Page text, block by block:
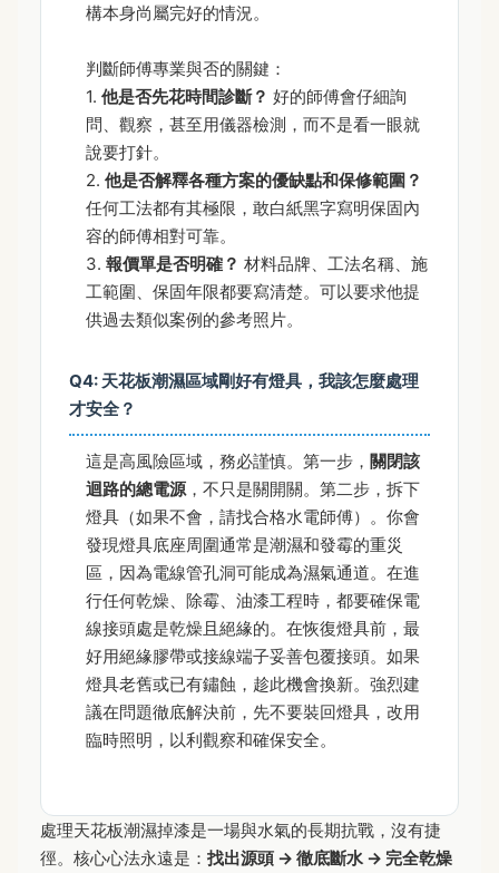
構本身尚屬完好的情況。
判斷師傅專業與否的關鍵：
1. 他是否先花時間診斷？ 好的師傅會仔細詢
問、觀察，甚至用儀器檢測，而不是看一眼就
說要打針。
2. 他是否解釋各種方案的優缺點和保修範圍？
任何工法都有其極限，敢白紙黑字寫明保固內
容的師傅相對可靠。
3. 報價單是否明確？ 材料品牌、工法名稱、施
工範圍、保固年限都要寫清楚。可以要求他提
供過去類似案例的參考照片。
Q4: 天花板潮濕區域剛好有燈具，我該怎麼處理
才安全？
這是高風險區域，務必謹慎。第一步， 關閉該
迴路的總電源 ，不只是關開關。第二步，拆下
燈具（如果不會，請找合格水電師傅）。你會
發現燈具底座周圍通常是潮濕和發霉的重災
區，因為電線管孔洞可能成為濕氣通道。在進
行任何乾燥、除霉、油漆工程時，都要確保電
線接頭處是乾燥且絕緣的。在恢復燈具前，最
好用絕緣膠帶或接線端子妥善包覆接頭。如果
燈具老舊或已有鏽蝕，趁此機會換新。強烈建
議在問題徹底解決前，先不要裝回燈具，改用
臨時照明，以利觀察和確保安全。
處理天花板潮濕掉漆是一場與水氣的長期抗戰，沒有捷
徑。核心心法永遠是： 找出源頭 → 徹底斷水 → 完全乾燥